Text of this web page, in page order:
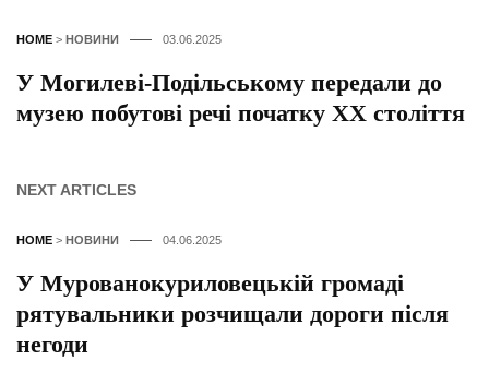
HOME > НОВИНИ 03.06.2025
У Могилеві-Подільському передали до
музею побутові речі початку ХХ століття
NEXT ARTICLES
HOME > НОВИНИ 04.06.2025
У Мурованокуриловецькій громаді
рятувальники розчищали дороги після
негоди